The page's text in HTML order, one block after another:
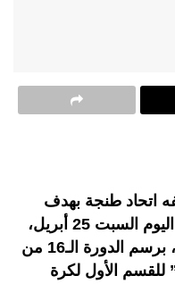
اتحاد طنجة بهدف
لمثله، في المباراة التي جمعتهما، اليوم السبت 25 أبريل،
على أرضية الملعب الكبير لأكادير، برسم الدورة الـ16 من
للقسم الأول لكرة